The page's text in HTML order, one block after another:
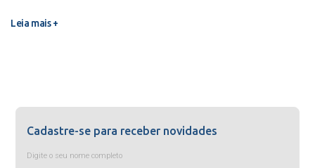
Leia mais +
Cadastre-se para receber novidades
Digite o seu nome completo